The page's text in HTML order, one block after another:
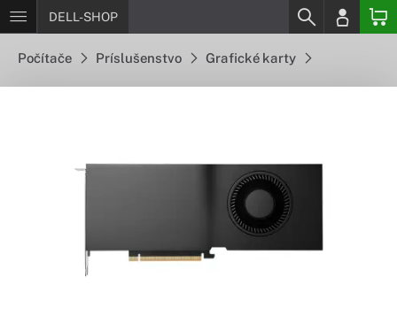
DELL-SHOP
Počítače Príslušenstvo Grafické karty